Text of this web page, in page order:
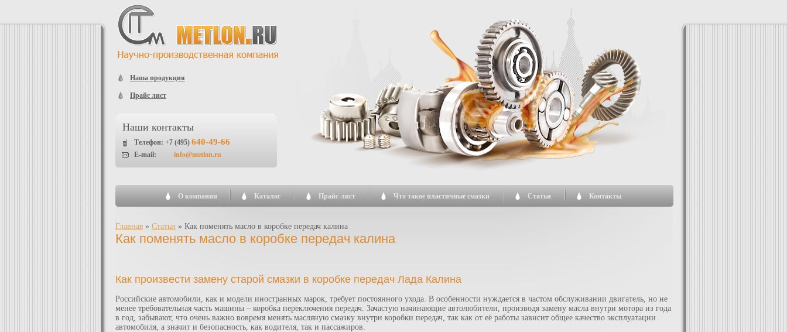
Наша продукция
Прайс лист
Наши контакты
Телефон: +7 (495) 640-49-66
E-mail: info@metlon.ru
О компании Каталог Прайс-лист Что такое пластичные смазки Статьи Контакты
Главная » Статьи » Как поменять масло в коробке передач калина
Как поменять масло в коробке передач калина
Как произвести замену старой смазки в коробке передач Лада Калина
Российские автомобили, как и модели иностранных марок, требует постоянного ухода. В особенности нуждается в частом обслуживании двигатель, но не
менее требовательная часть машины – коробка переключения передач. Зачастую начинающие автолюбители, производя замену масла внутри мотора из года
в год, забывают, что очень важно вовремя менять масляную смазку внутри коробки передач, так как от её работы зависит общее качество эксплуатации
автомобиля, а значит и безопасность, как водителя, так и пассажиров.